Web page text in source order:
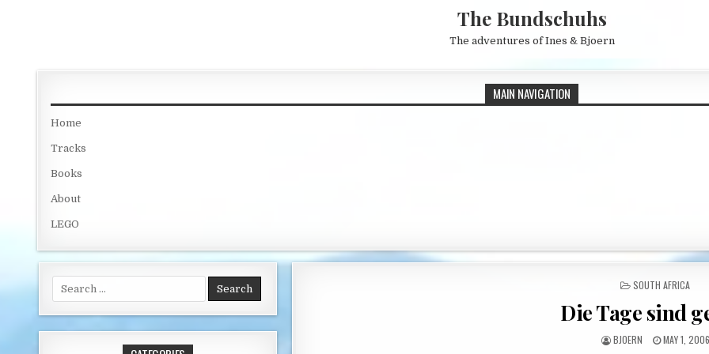
The Bundschuhs
The adventures of Ines & Bjoern
MAIN NAVIGATION
Home
Tracks
Books
About
LEGO
POSTED IN
SOUTH AFRICA
Die Tage sind
AUTHOR:
BJOERN PUBLISHED
MAY 1, 2006
Search for: